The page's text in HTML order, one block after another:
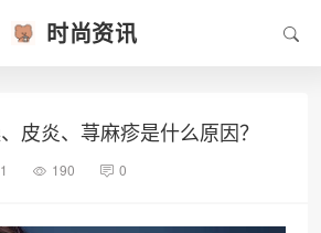
时尚资讯
皮炎、荨麻疹是什么原因？
190 0